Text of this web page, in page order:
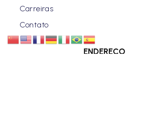
ENDEREÇO
Carreiras
Contato